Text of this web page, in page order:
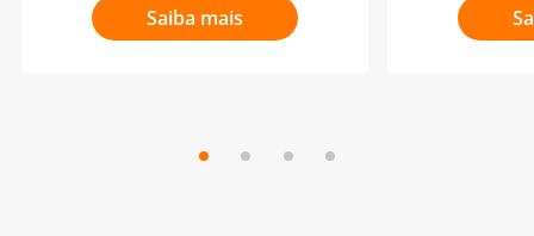
Saiba mais